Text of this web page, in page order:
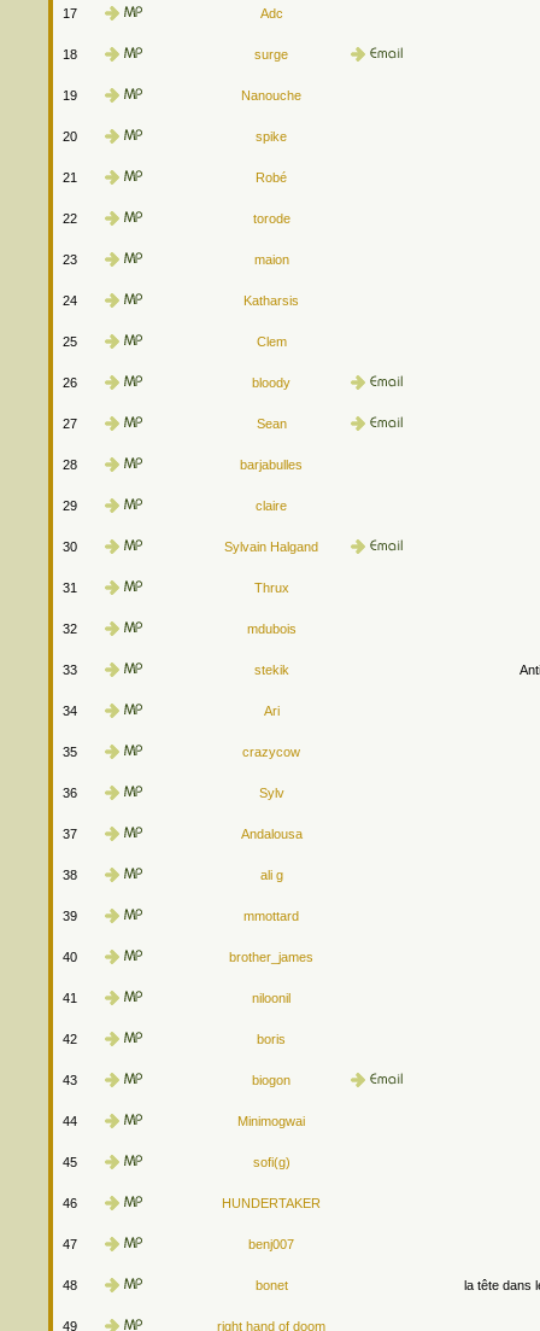
17 Adc
18 surge
19 Nanouche
20 spike
21 Robé
22 torode
23 maion
24 Katharsis
25 Clem
26 bloody
27 Sean
28 barjabulles
29 claire
30 Sylvain Halgand
31 Thrux
32 mdubois
33 stekik
34 Ari
35 crazycow
36 Sylv
37 Andalousa
38 ali g
39 mmottard
40 brother_james
41 niloonil
42 boris
43 biogon
44 Minimogwai
45 sofi(g)
46 HUNDERTAKER
47 benj007
48 bonet la tête dans
49 right hand of doom